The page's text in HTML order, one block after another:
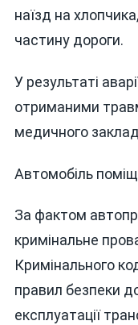
наїзд на
частину дороги.
У результаті
отриманими
медичного
Автомобіль
За фактом
кримінальне
Кримінального
правил безпеки
експлуатації